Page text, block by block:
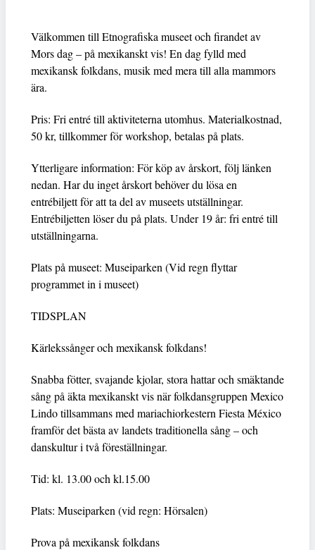
Välkommen till Etnografiska museet och firandet av
Mors dag – på mexikanskt vis! En dag fylld med
mexikansk folkdans, musik med mera till alla mammors
ära.
Pris: Fri entré till aktiviteterna utomhus. Materialkostnad,
50 kr, tillkommer för workshop, betalas på plats.
Ytterligare information: För köp av årskort, följ länken
nedan. Har du inget årskort behöver du lösa en
entrébiljett för att ta del av museets utställningar.
Entrébiljetten löser du på plats. Under 19 år: fri entré till
utställningarna.
Plats på museet: Museiparken (Vid regn flyttar
programmet in i museet)
TIDSPLAN
Kärlekssånger och mexikansk folkdans!
Snabba fötter, svajande kjolar, stora hattar och smäktande
sång på äkta mexikanskt vis när folkdansgruppen Mexico
Lindo tillsammans med mariachiorkestern Fiesta México
framför det bästa av landets traditionella sång – och
danskultur i två föreställningar.
Tid: kl. 13.00 och kl.15.00
Plats: Museiparken (vid regn: Hörsalen)
Prova på mexikansk folkdans